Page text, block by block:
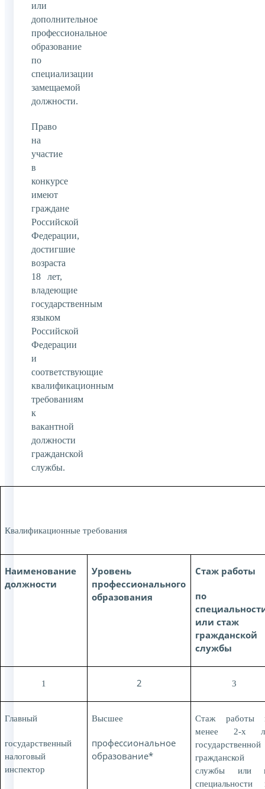
или
дополнительное
профессиональное
образование
по
специализации
замещаемой
должности.
Право
на
участие
в
конкурсе
имеют
граждане
Российской
Федерации,
достигшие
возраста
18 лет,
владеющие
государственным
языком
Российской
Федерации
и
соответствующие
квалификационным
требованиям
к
вакантной
должности
гражданской
службы.
Квалификационные требования
Наименование
должности
Уровень
профессионального
образования
Стаж работы
по
или стаж
гражданской
службы
1 2 3
Главный
государственный
налоговый
инспектор
Высшее
профессиональное
образование*
Стаж работы
менее 2-х
государственной
гражданской
службы или
специальности